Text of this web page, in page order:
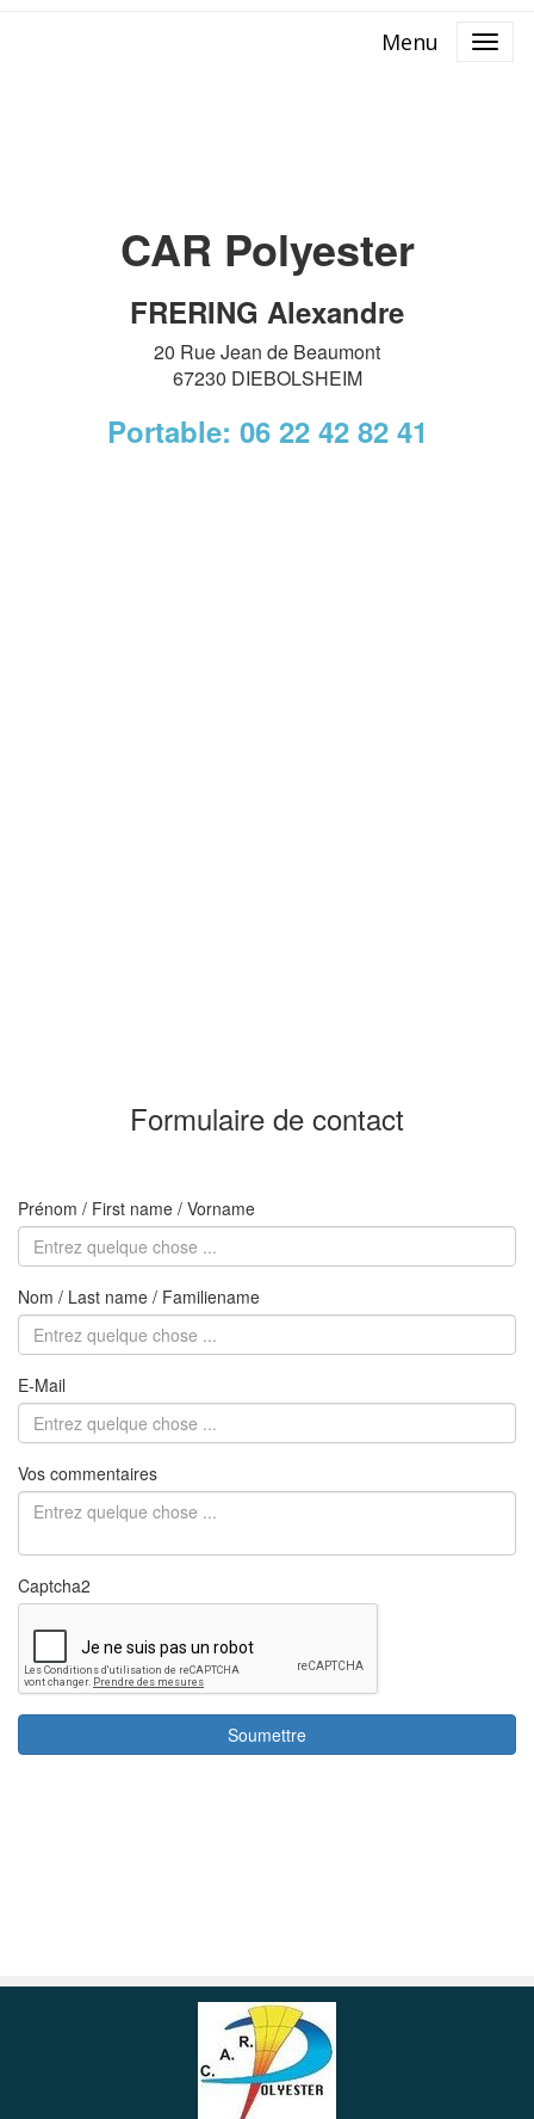
Menu
CAR Polyester
FRERING Alexandre
20 Rue Jean de Beaumont
67230 DIEBOLSHEIM
Portable: 06 22 42 82 41
Formulaire de contact